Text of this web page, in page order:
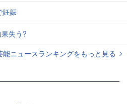
妊娠
失う?
能ニュースランキングをもっと見る